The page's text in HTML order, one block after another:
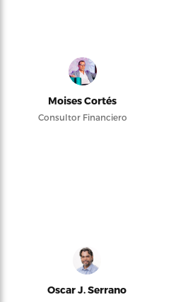
Moises Cortés
Consultor Financiero
Oscar J. Serrano